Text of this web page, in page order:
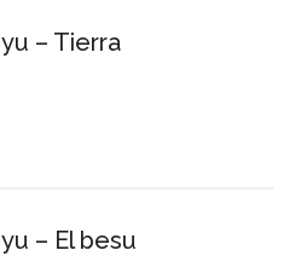
– Tierra
– El besu